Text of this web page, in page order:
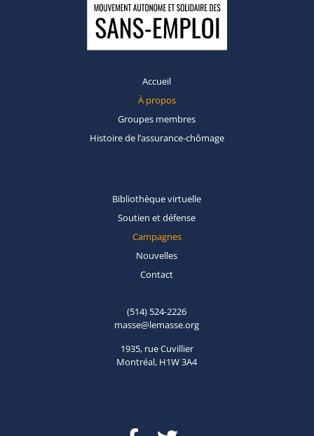
Accueil
À propos
Groupes membres
Histoire de l’assurance-chômage
Bibliothèquevirtuelle
Soutien etdéfense
Campagnes
Nouvelles
Contact
(514) 524-2226
masse@lemasse.org
1935, rue Cuvillier
Montréal, H1W 3A4